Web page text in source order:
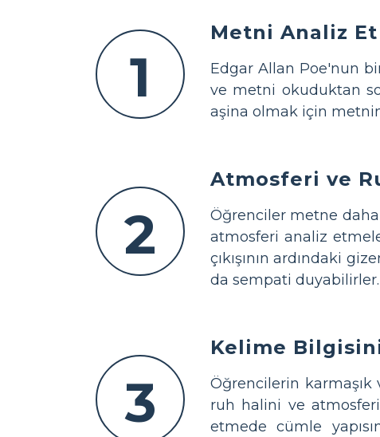
1
Metni Analiz Et
Edgar Allan Poe'nun
ve metni okuduktan
aşina olmak için
2
Atmosferi ve
Öğrenciler metne
atmosferi analiz
çıkışının ardındaki
da sempati duyabilirler.
3
Kelime Bilgisini
Öğrencilerin
ruh halini ve
etmede cümle